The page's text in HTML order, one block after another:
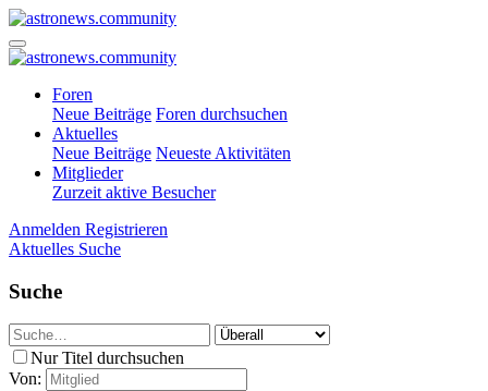
Foren
Neue Beiträge Foren durchsuchen
Aktuelles
Neue Beiträge Neueste Aktivitäten
Mitglieder
Zurzeit aktive Besucher
Anmelden Registrieren
Aktuelles Suche
Suche
Nur Titel durchsuchen
Von: